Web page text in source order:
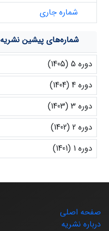
شماره جاری
شماره‌های پیشین نشریه
دوره 5 (1405)
دوره 4 (1404)
دوره 3 (1403)
دوره 2 (1402)
دوره 1 (1401)
صفحه اصلی
درباره نشریه